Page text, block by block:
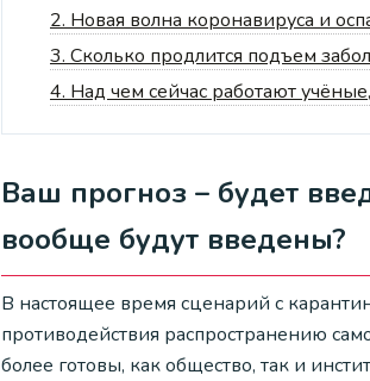
2. Новая волна коронавируса и
3. Сколько продлится подъем
4. Над чем сейчас работают
Ваш прогноз – будет
вообще будут введены?
В настоящее время сценарий с
противодействия распространению
более готовы, как общество, так и